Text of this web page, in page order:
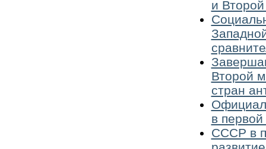
и
Второй
стран
в
СССР в